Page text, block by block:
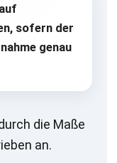
sofern der
genau
die Maße
an.